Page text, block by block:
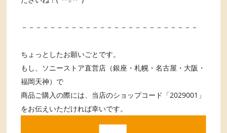
－－－－－－－－－－－－－－－－－－－－－－－－－
ちょっとしたお願いごとです。
もし、ソニーストア直営店（銀座・札幌・名古屋・大阪・
福岡天神）で
商品ご購入の際には、当店のショップコード「2029001」
をお伝えいただければ幸いです。